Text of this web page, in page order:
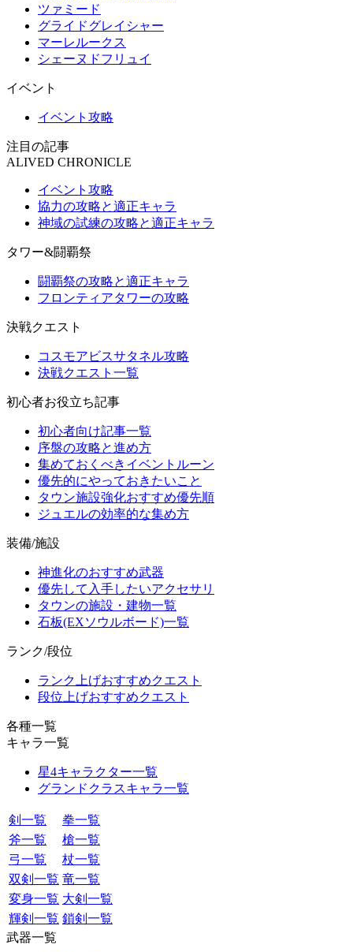
ツァミード
グライドグレイシャー
マーレルークス
シェーヌドフリュイ
イベント
イベント攻略
注目の記事
ALIVED CHRONICLE
イベント攻略
協力の攻略と適正キャラ
神域の試練の攻略と適正キャラ
タワー&闘覇祭
闘覇祭の攻略と適正キャラ
フロンティアタワーの攻略
決戦クエスト
コスモアビスサタネル攻略
決戦クエスト一覧
初心者お役立ち記事
初心者向け記事一覧
序盤の攻略と進め方
集めておくべきイベントルーン
優先的にやっておきたいこと
タウン施設強化おすすめ優先順
ジュエルの効率的な集め方
装備/施設
神進化のおすすめ武器
優先して入手したいアクセサリ
タウンの施設・建物一覧
石板(EXソウルボード)一覧
ランク/段位
ランク上げおすすめクエスト
段位上げおすすめクエスト
各種一覧
キャラ一覧
星4キャラクター一覧
グランドクラスキャラ一覧
剣一覧
拳一覧
斧一覧
槍一覧
弓一覧
杖一覧
双剣一覧 竜一覧
変身一覧 大剣一覧
輝剣一覧 鎖剣一覧
武器一覧